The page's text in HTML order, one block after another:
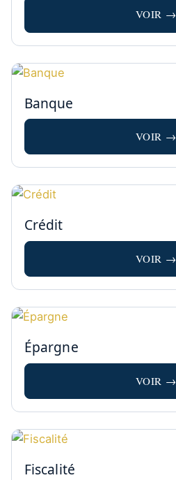
VOIR →
Banque
VOIR →
Crédit
VOIR →
Épargne
VOIR →
Fiscalité